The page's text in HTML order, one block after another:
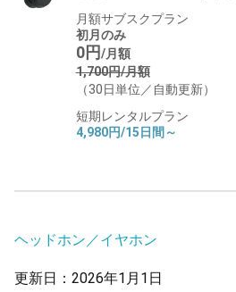
月額サブスクプラン
初月のみ
0円/月額
1,700円/月額
（30日単位／自動更新）
短期レンタルプラン
4,980円/15日間～
ヘッドホン／イヤホン
更新日：2026年1月1日